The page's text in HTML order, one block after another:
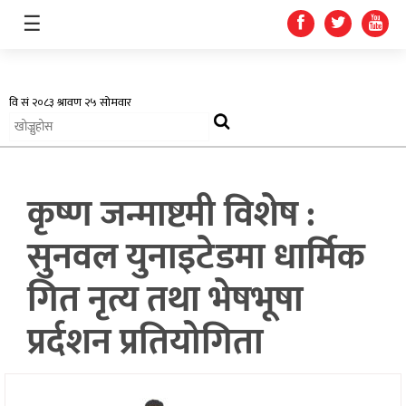
अर्थतन्त्र
स्वास्थ्य
शिक्षा
प्रदेश
खेलकुद
☰
कृष्ण जन्माष्टमी विशेष :
सुनवल युनाइटेडमा धार्मिक
गित नृत्य तथा भेषभूषा
प्रर्दशन प्रतियोगिता